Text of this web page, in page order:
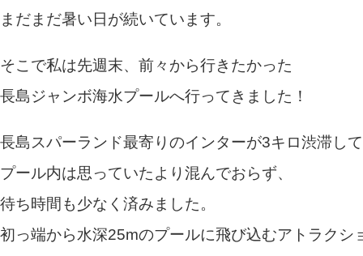
まだまだ暑い日が続いています。
そこで私は先週末、前々から行きたかった
長島ジャンボ海水プールへ行ってきました！
長島スパーランド最寄りのインターが3キロ渋滞し
プール内は思っていたより混んでおらず、
待ち時間も少なく済みました。
初っ端から水深25mのプールに飛び込むアトラクシ